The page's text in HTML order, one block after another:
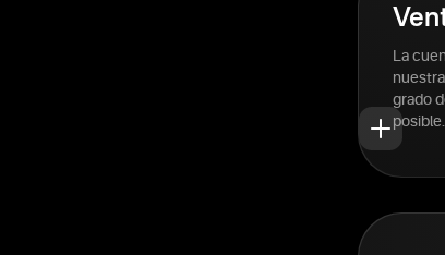
La
grado
posible.